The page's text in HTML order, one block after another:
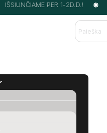
IŠSIUNČIAME PER 1-2D.D.!